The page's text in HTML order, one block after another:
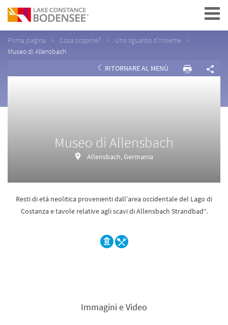
Navigation
Prima pagina Cosa scoprire?
Uno sguardo d'insieme
Museo di Allensbach
RITORNARE AL MENÙ
Museo di Allensbach
Allensbach, Germania
Resti di età neolitica provenienti dall’area occidentale del Lago di
Costanza e tavole relative agli scavi di Allensbach Strandbad“.
Immagini e Video